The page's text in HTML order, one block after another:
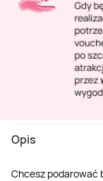
Opis
Chcesz podarować